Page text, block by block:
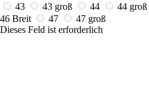
43
43 groß 44 44 groß
46 Breit
47
47 groß
Dieses Feld ist erforderlich